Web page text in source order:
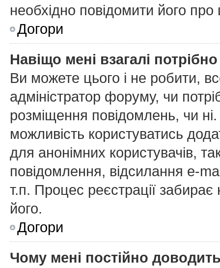
необхідно повідомити його
Догори
Навіщо мені взагалі
Ви можете цього і не робити,
адміністратор форуму, чи
розміщення повідомлень, чи
можливість користуватись
для анонімних користувачів,
повідомлення, відсилання e-
т.п. Процес реєстрації
його.
Догори
Чому мені постійно